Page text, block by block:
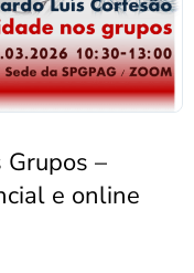
Grupos –
e online